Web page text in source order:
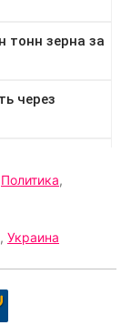
Политика,
, Украина